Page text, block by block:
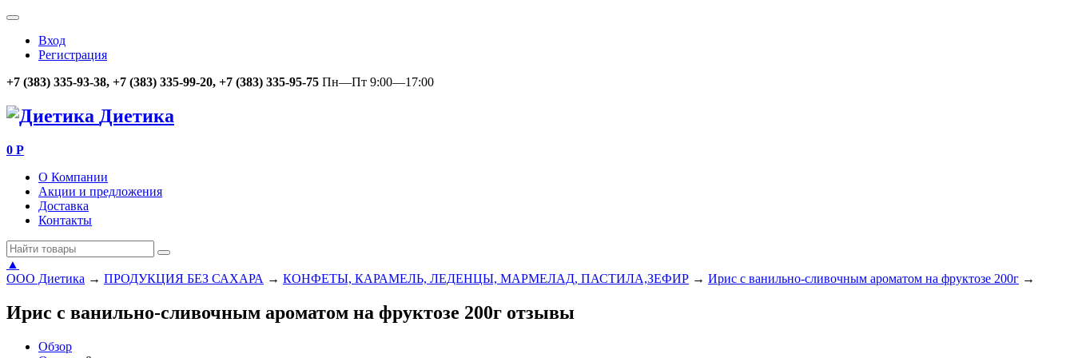
Вход
Регистрация
+7 (383) 335-93-38, +7 (383) 335-99-20, +7 (383) 335-95-75 Пн—Пт 9:00—17:00
Диетика
0 Р
О Компании
Акции и предложения
Доставка
Контакты
▲
ООО Диетика → ПРОДУКЦИЯ БЕЗ САХАРА → КОНФЕТЫ, КАРАМЕЛЬ, ЛЕДЕНЦЫ, МАРМЕЛАД, ПАСТИЛА,ЗЕФИР → Ирис с ванильно-сливочным ароматом на фруктозе 200г →
Ирис с ванильно-сливочным ароматом на фруктозе 200г отзывы
Обзор